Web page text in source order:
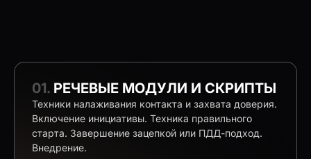
01. РЕЧЕВЫЕ МОДУЛИ И СКРИПТЫ
Техники налаживания контакта и захвата доверия.
Включение инициативы. Техника правильного
старта. Завершение зацепкой или ПДД-подход.
Внедрение.